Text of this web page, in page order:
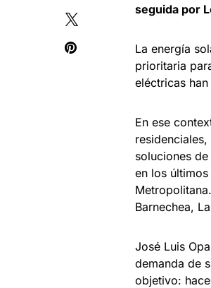
seguida por
La energía
prioritaria
eléctricas
En ese
soluciones
en los
Barnechea,
José Luis
demanda de
objetivo: